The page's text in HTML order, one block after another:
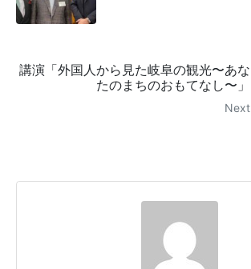
講演「外国人から見た岐阜の観光〜あな
たのまちのおもてなし〜」
Next